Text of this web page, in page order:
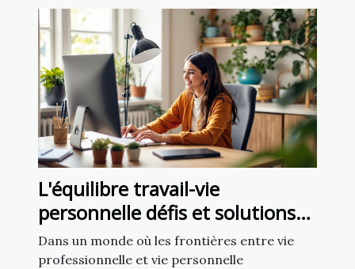
L'équilibre travail-vie
personnelle défis et solutions
pour les RH modernes
Dans un monde où les frontières entre vie
professionnelle et vie personnelle